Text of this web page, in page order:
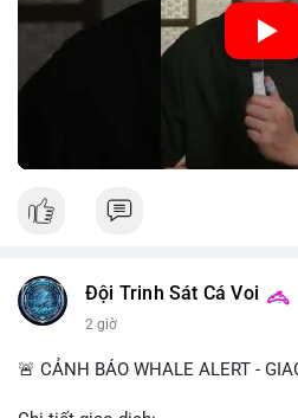
nhưng cũng đặt ra nhiều thách
ninh mạng.
🎥 Xem video trực tiếp tại:
Đội Trinh Sát Cá Voi
2 giờ
🚨 CẢNH BÁO WHALE ALERT -